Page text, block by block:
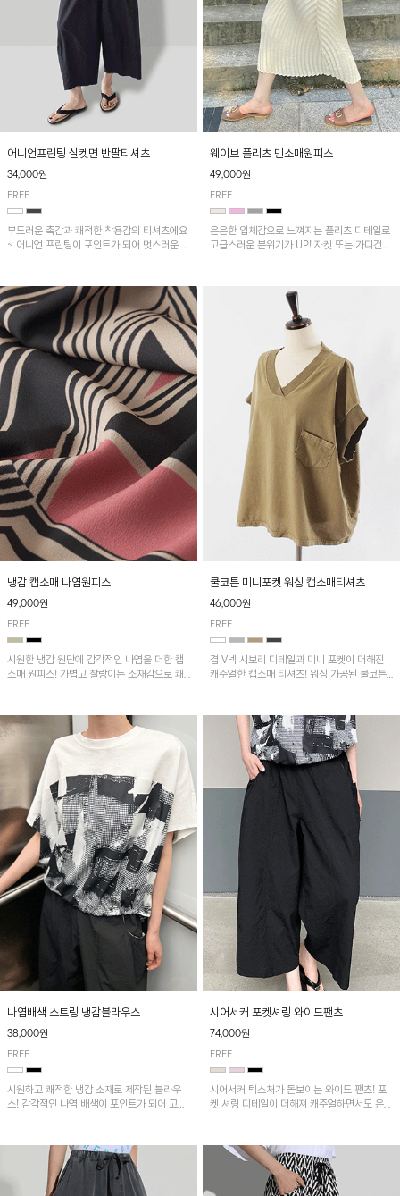
어니언프린팅 실켓면 반팔티셔츠
34,000원
FREE
부드러운 촉감과 쾌적한 착용감의 티셔츠에요
~ 어니언 프린팅이 포인트가 되어 멋스러운 아
웨이브 플리츠 민소매원피스
49,000원
FREE
은은한 입체감으로 느껴지는 플리츠 디테일로
고급스러운 분위기가 UP! 자켓 또는 가디건과
냉감 캡소매 나염원피스
49,000원
FREE
시원한 냉감 원단에 감각적인 나염을 더한 캡
소매 원피스! 가볍고 찰랑이는 소재감으로 쾌
쿨코튼 미니포켓 워싱 캡소매티셔츠
46,000원
FREE
겹 V넥 시보리 디테일과 미니 포켓이 더해진
캐주얼한 캡소매 티셔츠! 워싱 가공된 쿨코튼
나염배색 스트링 냉감블라우스
38,000원
FREE
시원하고 쾌적한 냉감 소재로 제작된 블라우
스! 감각적인 나염 배색이 포인트가 되어 고급
착용 가능합니다~
시어서커 포켓셔링 와이드팬츠
74,000원
FREE
시어서커 텍스처가 돋보이는 와이드 팬츠! 포
켓 셔링 디테일이 더해져 캐주얼하면서도 은은
다. 가볍고 쾌적한 착용감으로 여름철 데일리
아이템으로 활용하기 좋아요~